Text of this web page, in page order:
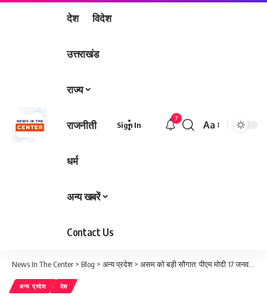
देश विदेश
उत्तराखंड
राज्य
राजनीती
धर्म
अन्य खबरें
Contact Us
Sign In
7
Font
Aa
News In The Center > Blog > अन्य प्रदेश> असम को बड़ी सौगात: पीएम मोदी 17 जनवरी को करेंगे दौरा, काजीरंगा एलिवेटेड कॉरिडोर और अमृत भारत एक्सप्रेस ट्रेनों का करेंगे शुभारंभ
अन्य प्रदेश देश